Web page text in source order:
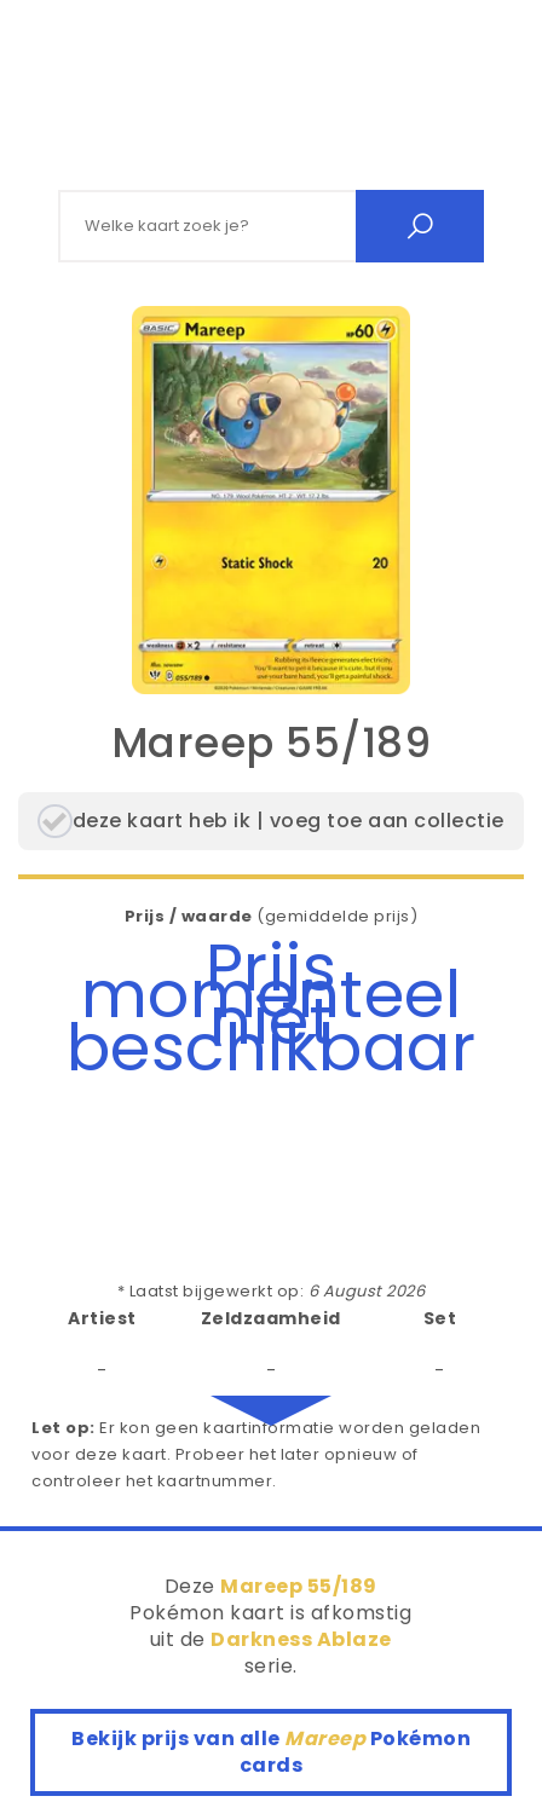
Mareep 55/189
deze kaart heb ik | voeg toe aan collectie
Prijs / waarde (gemiddelde prijs)
Prijs
momenteel
niet
beschikbaar
* Laatst bijgewerkt op: 6 August 2026
Artiest
-
Zeldzaamheid
-
Set
-
Let op: Er kon geen kaartinformatie worden geladen
voor deze kaart. Probeer het later opnieuw of
controleer het kaartnummer.
Deze Mareep 55/189
Pokémon kaart is afkomstig
uit de Darkness Ablaze
serie.
Bekijk prijs van alle MareepPokémon
cards